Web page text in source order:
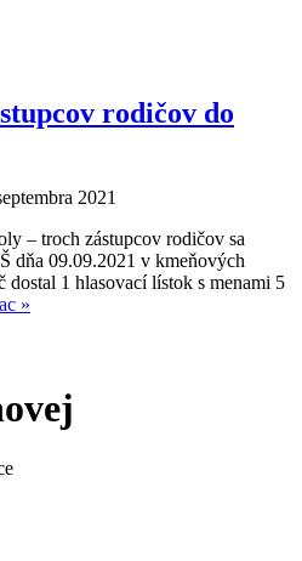
rodičov do
2021
– troch zástupcov rodičov sa
dňa 09.09.2021 v kmeňových
1 hlasovací lístok s menami 5
»
Rady
školy